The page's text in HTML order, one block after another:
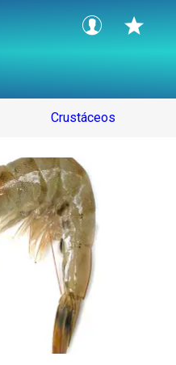
Crustáceos